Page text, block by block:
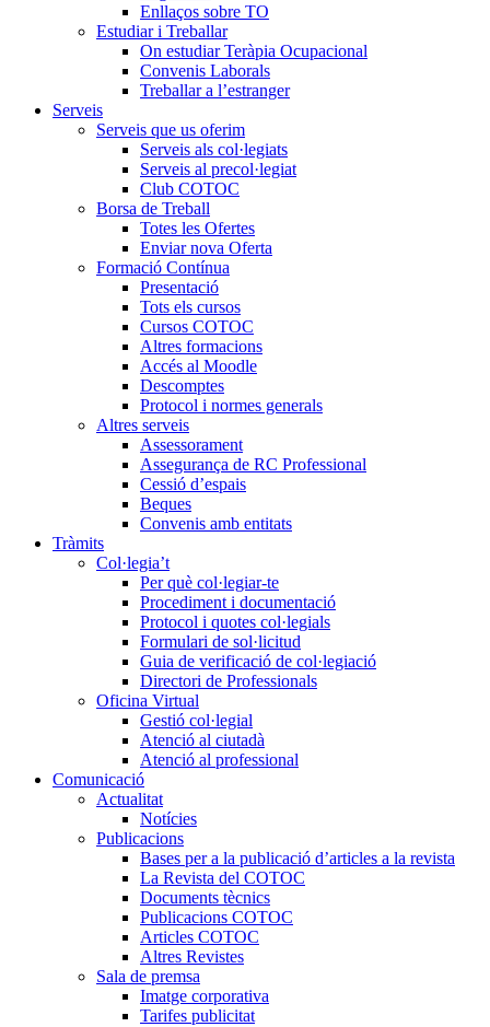
Enllaços sobre TO
Estudiar i Treballar
On estudiar Teràpia Ocupacional
Convenis Laborals
Treballar a l’estranger
Serveis
Serveis que us oferim
Serveis als col·legiats
Serveis al precol·legiat
Club COTOC
Borsa de Treball
Totes les Ofertes
Enviar nova Oferta
Formació Contínua
Presentació
Tots els cursos
Cursos COTOC
Altres formacions
Accés al Moodle
Descomptes
Protocol i normes generals
Altres serveis
Assessorament
Assegurança de RC Professional
Cessió d’espais
Beques
Convenis amb entitats
Tràmits
Col·legia’t
Per què col·legiar-te
Procediment i documentació
Protocol i quotes col·legials
Formulari de sol·licitud
Guia de verificació de col·legiació
Directori de Professionals
Oficina Virtual
Gestió col·legial
Atenció al ciutadà
Atenció al professional
Comunicació
Actualitat
Notícies
Publicacions
Bases per a la publicació d’articles a la revista
La Revista del COTOC
Documents tècnics
Publicacions COTOC
Articles COTOC
Altres Revistes
Sala de premsa
Imatge corporativa
Tarifes publicitat